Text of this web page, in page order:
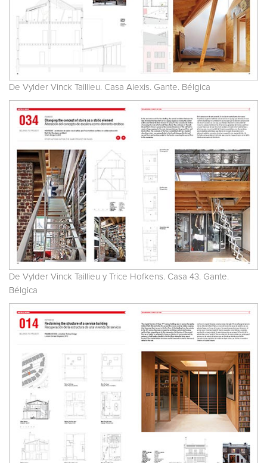
De Vylder Vinck Taillieu. Casa Alexis. Gante. Bélgica
De Vylder Vinck Taillieu y Trice Hofkens. Casa 43. Gante.
Bélgica